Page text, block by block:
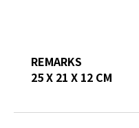
REMARKS
25 X 21 X 12 CM